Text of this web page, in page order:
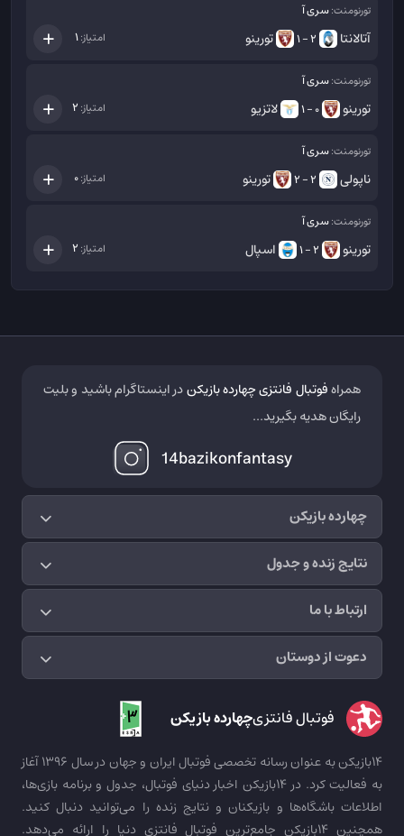
تورنومنت:سری آ
آتالانتا 2 - 1 تورینو امتیاز:1
تورنومنت:سری آ
تورینو 0 - 1 لاتزیو امتیاز: 2
تورنومنت:سری آ
ناپولی 2 - 2 تورینو امتیاز:0
تورنومنت:سری آ
تورینو 2 - 1 اسپال امتیاز: 2
چهارده بازیکن
نتایج زنده و جدول
ارتباط با ما
دعوت از دوستان
همراهفوتبال فانتزی چهارده بازیکندر اینستاگرام باشید و بلیت
رایگان هدیه بگیرید...
14bazikonfantasy
فوتبال فانتزیچهارده بازیکن
14بازیکن به عنوان رسانه تخصصی فوتبال ایران و جهان در سال 1396 آغاز
به فعالیت کرد. در 14بازیکن اخبار دنیای فوتبال، جدول و برنامه بازی‌ها،
اطلاعات باشگاه‌ها و بازیکنان و نتایج زنده را می‌توانید دنبال کنید.
همچنین 14بازیکن جامع‌ترین فوتبال فانتزی دنیا را ارائه می‌دهد.